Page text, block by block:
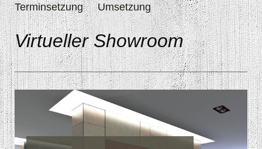
Terminsetzung Umsetzung
Virtueller Showroom